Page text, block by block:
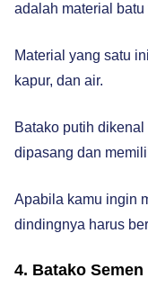
adalah material
Material yang satu
kapur, dan air.
Batako putih
dipasang dan
Apabila kamu ingin
dindingnya harus
4. Batako Semen